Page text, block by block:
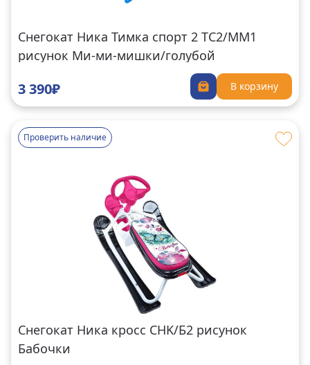
Снегокат Ника Тимка спорт 2 ТС2/ММ1
рисунок Ми-ми-мишки/голубой
3 390₽ В корзину
Проверить наличие
Снегокат Ника кросс CHK/Б2 рисунок
Бабочки